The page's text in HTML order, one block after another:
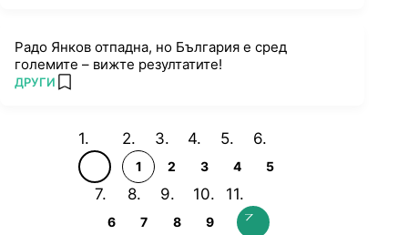
Радо Янков отпадна, но България е сред
големите – вижте резултатите!
ПОВЕЧЕ ОТ
ДРУГИ add favorites
1 2 3 4 5
6 7 8 9